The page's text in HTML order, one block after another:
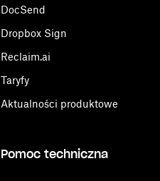
DocSend
Dropbox Sign
Reclaim.ai
Taryfy
Aktualności produktowe
Pomoc techniczna